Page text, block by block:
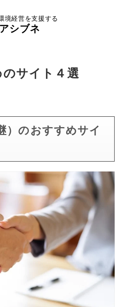
境経営を支援する
シブネ
サイト４選
）のおすすめサイ